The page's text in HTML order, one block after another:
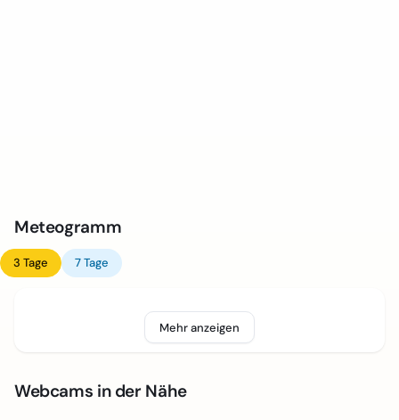
Meteogramm
3 Tage 7 Tage
Mehr anzeigen
Webcams in der Nähe